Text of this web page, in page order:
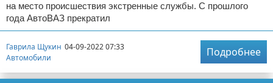
на место происшествия экстренные службы. С прошлого
года АвтоВАЗ прекратил
Гаврила Щукин 04-09-2022 07:33
Автомобили
Подробнее